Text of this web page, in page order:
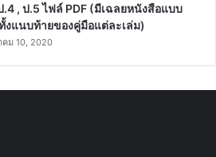
.4 , ป.5 ไฟล์ PDF (มีเฉลยหนังสือแบบ
งแนบท้ายของคู่มือแต่ละเล่ม)
คม 10, 2020